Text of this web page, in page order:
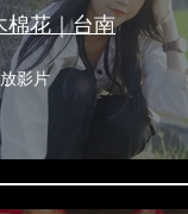
棉花｜台南
影片